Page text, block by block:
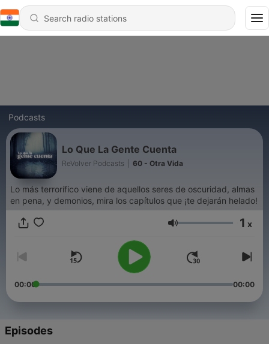
Podcasts
Lo Que La Gente Cuenta
ReVolver Podcasts 60 - Otra Vida
Lo más terrorífico viene de aquellos seres de oscuridad, almas
en pena, y demonios, mira los capítulos que ¡te dejarán helado!
Volume 1 x
00:00 00:00
Episodes